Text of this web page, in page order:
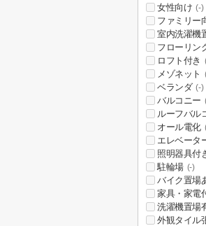
女性向け (-)
ファミリー
室内洗濯機
フローリン
ロフト付き
メゾネット
ベランダ (-)
バルコニー
ルーフバル
オール電化
エレベータ
照明器具付
駐輪場 (-)
バイク置場
家具・家電
洗濯機置場
外観タイル